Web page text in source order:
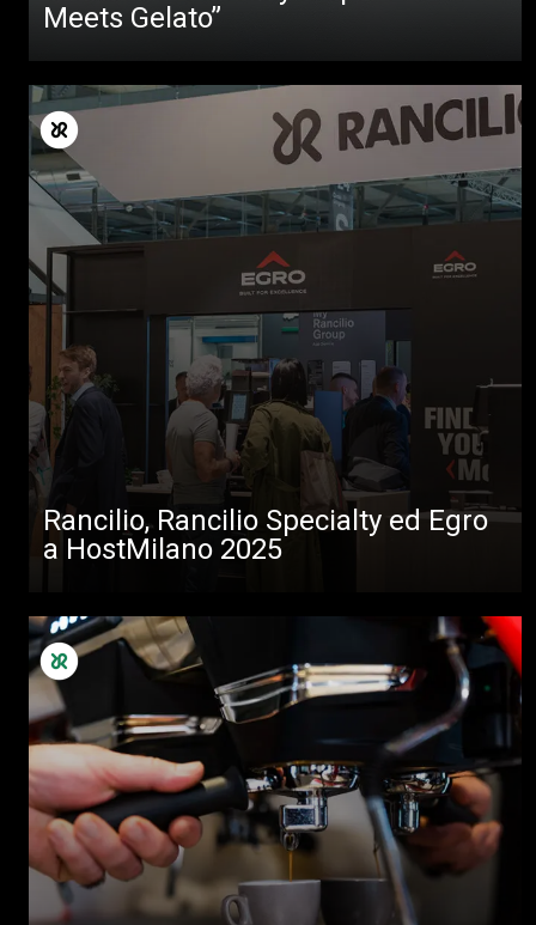
Meets Gelato”
Rancilio, Rancilio Specialty ed Egro
a HostMilano 2025